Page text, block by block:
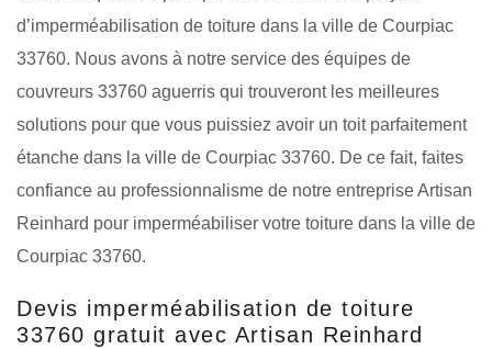
d’imperméabilisation de toiture dans la ville de Courpiac
33760. Nous avons à notre service des équipes de
couvreurs 33760 aguerris qui trouveront les meilleures
solutions pour que vous puissiez avoir un toit parfaitement
étanche dans la ville de Courpiac 33760. De ce fait, faites
confiance au professionnalisme de notre entreprise Artisan
Reinhard pour imperméabiliser votre toiture dans la ville de
Courpiac 33760.
Devis imperméabilisation de toiture
33760 gratuit avec Artisan Reinhard